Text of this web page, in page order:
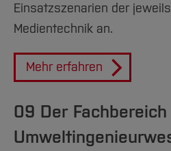
Einsatzszenarien der
Medientechnik an.
Mehr erfahren
09 Der